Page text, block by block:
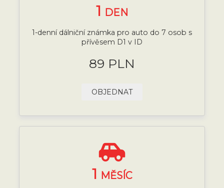
1 DEN
1-denní dálniční známka pro auto do 7 osob s
přívěsem D1 v ID
89 PLN
OBJEDNAT
1 MĚSÍC